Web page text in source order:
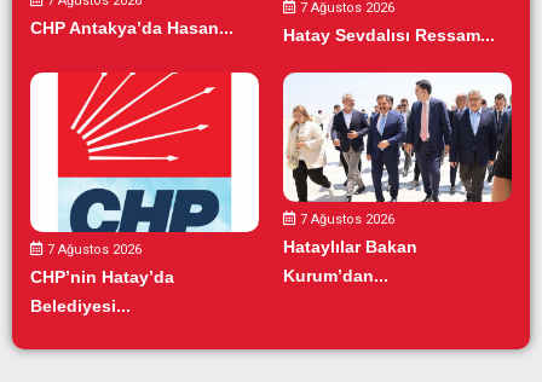
CHP Antakya’da Hasan...
7 Ağustos 2026
Hatay Sevdalısı Ressam...
7 Ağustos 2026
CHP’nin Hatay’da
Belediyesi...
7 Ağustos 2026
Hataylılar Bakan
Kurum’dan...